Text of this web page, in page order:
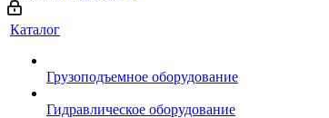
Каталог
Грузоподъемное оборудование
Гидравлическое оборудование